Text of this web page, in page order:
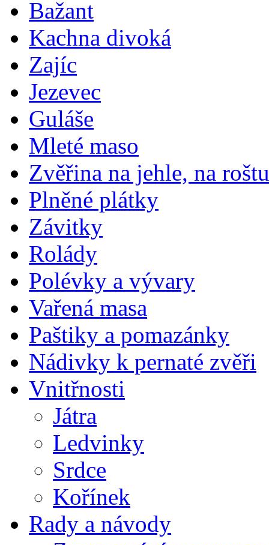
Bažant
Kachna divoká
Zajíc
Jezevec
Guláše
Mleté maso
Zvěřina na jehle, na roštu
Plněné plátky
Závitky
Rolády
Polévky a vývary
Vařená masa
Paštiky a pomazánky
Nádivky k pernaté zvěři
Vnitřnosti
Játra
Ledvinky
Srdce
Kořínek
Rady a návody